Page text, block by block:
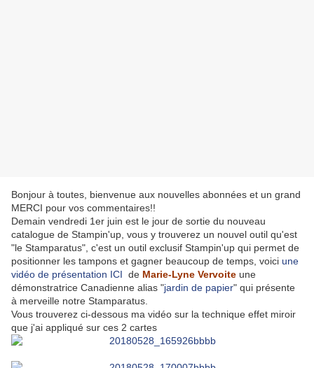
Bonjour à toutes, bienvenue aux nouvelles abonnées et un grand
MERCI pour vos commentaires!!
Demain vendredi 1er juin est le jour de sortie du nouveau
catalogue de Stampin'up, vous y trouverez un nouvel outil qu'est
"le Stamparatus", c'est un outil exclusif Stampin'up qui permet de
positionner les tampons et gagner beaucoup de temps, voici une
vidéo de présentation ICI de Marie-Lyne Vervoite une
démonstratrice Canadienne alias "jardin de papier" qui présente
à merveille notre Stamparatus.
Vous trouverez ci-dessous ma vidéo sur la technique effet miroir
que j'ai appliqué sur ces 2 cartes